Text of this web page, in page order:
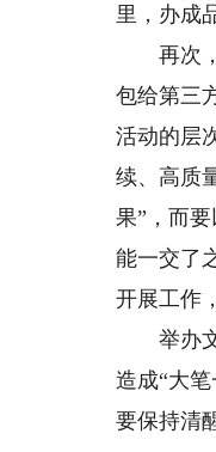
里，办成
再次，
包给第三
活动的层
续、高质
果”，而
能一交了
开展工作
举办文
造成“大
要保持清